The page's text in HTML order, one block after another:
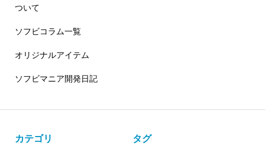
ついて
ソフビコラム一覧
オリジナルアイテム
ソフビマニア開発日記
カテゴリ タグ